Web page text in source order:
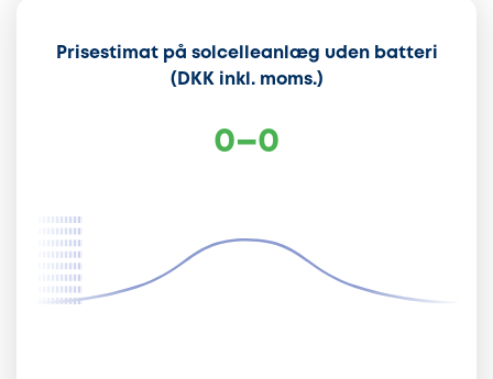
Prisestimat på solcelleanlæg uden batteri
(DKK inkl. moms.)
0–0